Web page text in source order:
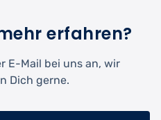
erfahren?
E-Mail bei uns an, wir
Dich gerne.